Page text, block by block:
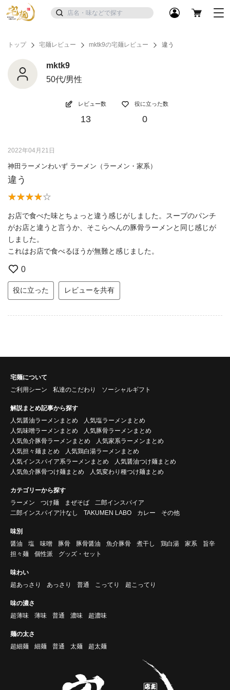
トップ 宅麺レビュー mktk9の宅麺レビュー 違う
mktk9
50代/男性
レビュー数
13
役に立った数
0
2022年04月21日
神田ラーメンわいず ラーメン（ラーメン・家系）
違う
お店で食べた味とちょっと違う感じがしました。スープのパンチ
がお店と違うと言うか、そこらへんの豚骨ラーメンと同じ感じが
しました。
これはお店で食べるほうが無難と感じました。
0
役に立った レビューを共有
宅麺について
ご利用シーン
私達のこだわり ソーシャルギフト
解説まとめ記事から探す
人気醤油ラーメンまとめ
人気塩ラーメンまとめ
人気味噌ラーメンまとめ
人気豚骨ラーメンまとめ
人気魚介豚骨ラーメンまとめ
人気家系ラーメンまとめ
人気担々麺まとめ
人気鶏白湯ラーメンまとめ
人気インスパイア系ラーメンまとめ
人気醤油つけ麺まとめ
人気魚介豚骨つけ麺まとめ
人気変わり種つけ麺まとめ
カテゴリーから探す
ラーメン
つけ麺 まぜそば
二郎インスパイア
二郎インスパイア汁なし
TAKUMEN LABO カレー その他
味別
醤油
塩 味噌 豚骨 豚骨醤油 魚介豚骨 煮干し 鶏白湯 家系
旨辛
担々麺
個性派 グッズ・セット
味わい
超あっさり
あっさり 普通 こってり 超こってり
味の濃さ
超薄味
薄味 普通 濃味 超濃味
麺の太さ
超細麺
細麺 普通 太麺 超太麺